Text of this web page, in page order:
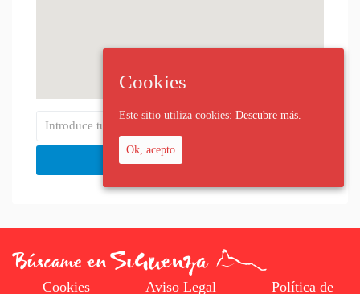
Cookies Aviso Legal Política de
Cookies
Este sitio utiliza cookies: Descubre más.
Ok, acepto